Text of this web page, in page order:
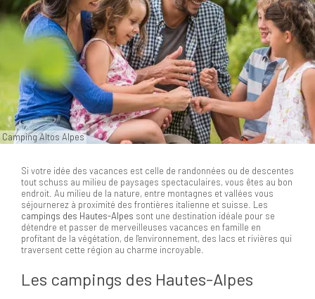
Camping Altos Alpes
Si votre idée des vacances est celle de randonnées ou de descentes
tout schuss au milieu de paysages spectaculaires, vous êtes au bon
endroit. Au milieu de la nature, entre montagnes et vallées vous
séjournerez à proximité des frontières italienne et suisse. Les
campings des Hautes-Alpes sont une destination idéale pour se
détendre et passer de merveilleuses vacances en famille en
profitant de la végétation, de l'environnement, des lacs et rivières qui
traversent cette région au charme incroyable.
Les campings des Hautes-Alpes